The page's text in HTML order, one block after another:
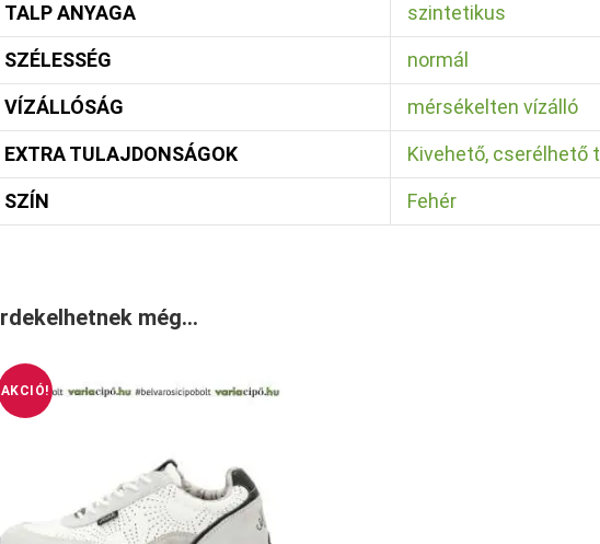
TALP ANYAGA szintetikus
SZÉLESSÉG normál
VÍZÁLLÓSÁG mérsékelten vízálló
EXTRA TULAJDONSÁGOK Kivehető, cserélhető
SZÍN Fehér
még…
AKCIÓ!